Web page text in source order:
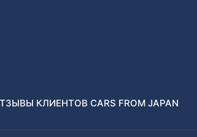
КЛИЕНТОВ CARS FROM JAPAN